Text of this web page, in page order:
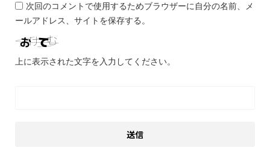
次回のコメントで使用するためブラウザーに自分の名前、メ
ールアドレス、サイトを保存する。
上に表示された文字を入力してください。